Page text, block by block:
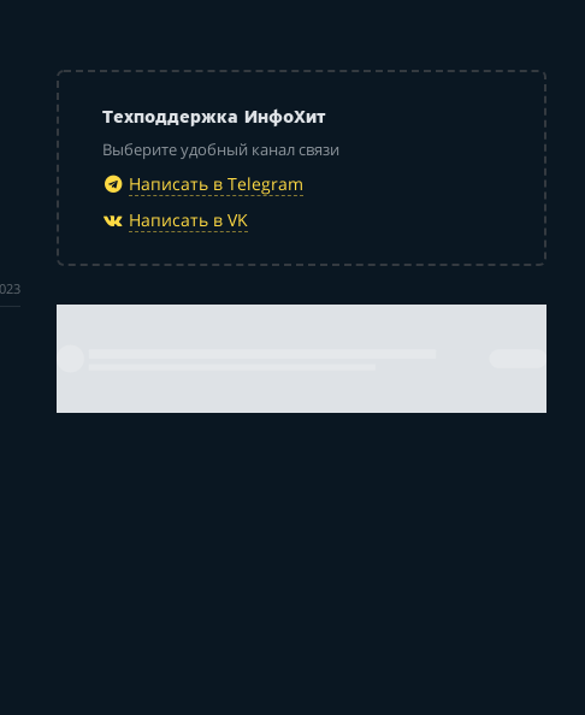
Техподдержка ИнфоХит
Выберите удобный канал связи
Написать в Telegram
Написать в VK